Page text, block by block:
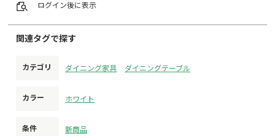
ログイン後に表示
関連タグで探す
カテゴリ ダイニング家具 ダイニングテーブル
カラー ホワイト
条件 新商品